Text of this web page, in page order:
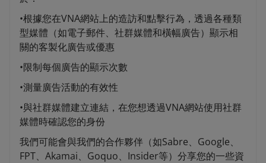
•根據您在VNA網站上的造訪和點擊行為，透過各種類
型媒體（如電子郵件、社群媒體和橫幅廣告）顯示相
關的客製化廣告或優惠
•限制每個廣告的顯示次數
•測量廣告活動的有效性
•與社群媒體建立連結，在您想透過VNA網站使用社群
媒體時確認您的身份
我們可能會與我們的合作夥伴（如Sabre、Google、
FPT、Akamai、Goquo、Insider等）分享您的一些資